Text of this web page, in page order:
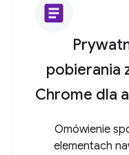
article
pobierania
Chrome dla
Omówienie
elementach